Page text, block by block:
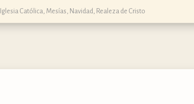
Iglesia Católica Mesías Navidad Realeza de Cristo